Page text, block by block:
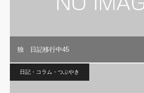
独 日記移行中45
日記・コラム・つぶやき